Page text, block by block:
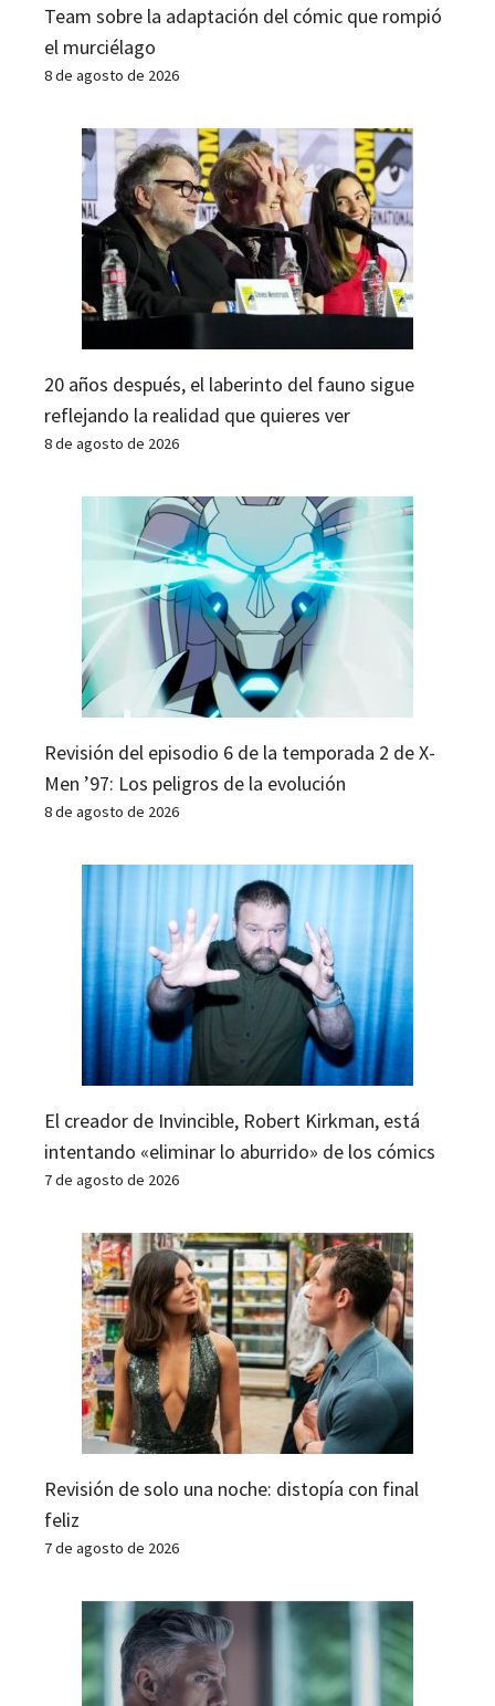
Team sobre la adaptación del cómic que rompió
el murciélago
8 de agosto de 2026
20 años después, el laberinto del fauno sigue
reflejando la realidad que quieres ver
8 de agosto de 2026
Revisión del episodio 6 de la temporada 2 de X-
Men ’97: Los peligros de la evolución
8 de agosto de 2026
El creador de Invincible, Robert Kirkman, está
intentando «eliminar lo aburrido» de los cómics
7 de agosto de 2026
Revisión de solo una noche: distopía con final
feliz
7 de agosto de 2026